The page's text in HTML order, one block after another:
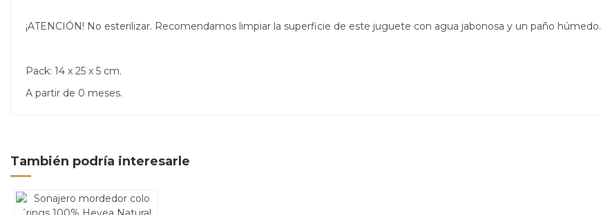
¡ATENCIÓN! No esterilizar. Recomendamos limpiar la superficie de este juguete con agua jabonosa y un paño húmedo.
Pack: 14 x 25 x 5 cm.
A partir de 0 meses.
También podría interesarle